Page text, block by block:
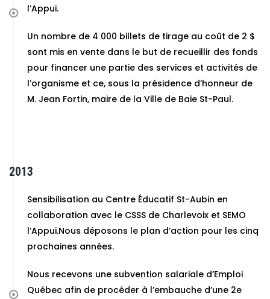
l’Appui.
Un nombre de 4 000 billets de tirage au coût de 2 $
sont mis en vente dans le but de recueillir des fonds
pour financer une partie des services et activités de
l’organisme et ce, sous la présidence d’honneur de
M. Jean Fortin, maire de la Ville de Baie St-Paul.
2013
Sensibilisation au Centre Éducatif St-Aubin en
collaboration avec le CSSS de Charlevoix et SEMO
l’Appui.Nous déposons le plan d’action pour les cinq
prochaines années.
Nous recevons une subvention salariale d’Emploi
Québec afin de procéder à l’embauche d’une 2e